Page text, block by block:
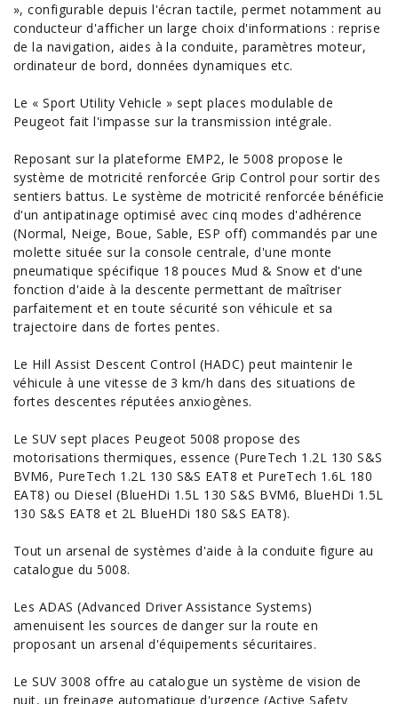
», configurable depuis l'écran tactile, permet notamment au
conducteur d'afficher un large choix d'informations : reprise
de la navigation, aides à la conduite, paramètres moteur,
ordinateur de bord, données dynamiques etc.
Le « Sport Utility Vehicle » sept places modulable de
Peugeot fait l'impasse sur la transmission intégrale.
Reposant sur la plateforme EMP2, le 5008 propose le
système de motricité renforcée Grip Control pour sortir des
sentiers battus. Le système de motricité renforcée bénéficie
d'un antipatinage optimisé avec cinq modes d'adhérence
(Normal, Neige, Boue, Sable, ESP off) commandés par une
molette située sur la console centrale, d'une monte
pneumatique spécifique 18 pouces Mud & Snow et d'une
fonction d'aide à la descente permettant de maîtriser
parfaitement et en toute sécurité son véhicule et sa
trajectoire dans de fortes pentes.
Le Hill Assist Descent Control (HADC) peut maintenir le
véhicule à une vitesse de 3 km/h dans des situations de
fortes descentes réputées anxiogènes.
Le SUV sept places Peugeot 5008 propose des
motorisations thermiques, essence (PureTech 1.2L 130 S&S
BVM6, PureTech 1.2L 130 S&S EAT8 et PureTech 1.6L 180
EAT8) ou Diesel (BlueHDi 1.5L 130 S&S BVM6, BlueHDi 1.5L
130 S&S EAT8 et 2L BlueHDi 180 S&S EAT8).
Tout un arsenal de systèmes d'aide à la conduite figure au
catalogue du 5008.
Les ADAS (Advanced Driver Assistance Systems)
amenuisent les sources de danger sur la route en
proposant un arsenal d'équipements sécuritaires.
Le SUV 3008 offre au catalogue un système de vision de
nuit, un freinage automatique d'urgence (Active Safety